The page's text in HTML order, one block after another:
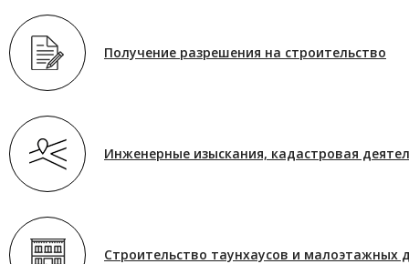
Получение разрешения на строительство
Инженерные изыскания, кадастровая
Строительство таунхаусов и малоэтажных